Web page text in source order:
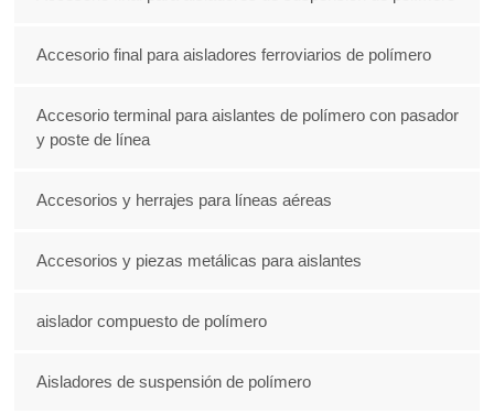
Accesorio final para aisladores ferroviarios de polímero
Accesorio terminal para aislantes de polímero con pasador
y poste de línea
Accesorios y herrajes para líneas aéreas
Accesorios y piezas metálicas para aislantes
aislador compuesto de polímero
Aisladores de suspensión de polímero